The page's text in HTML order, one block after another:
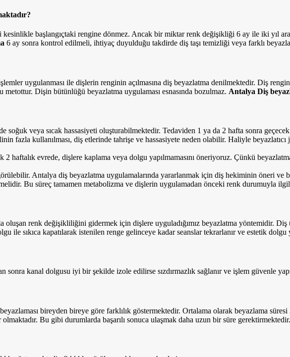
kesinlikle başlangıçtaki rengine dönmez. Ancak bir miktar renk değişikliği 6 ay ile iki yıl
6 ay sonra kontrol edilmeli, ihtiyaç duyulduğu takdirde diş taşı temizliği veya farklı
uygulanması ile dişlerin renginin açılmasına diş beyazlatma denilmektedir. Diş
metottur. Dişin bütünlüğü beyazlatma uygulaması esnasında bozulmaz. Antalya Diş
soğuk veya sıcak hassasiyeti oluşturabilmektedir. Tedaviden 1 ya da 2 hafta sonra
fazla kullanılması, diş etlerinde tahrişe ve hassasiyete neden olabilir. Haliyle
haftalık evrede, dişlere kaplama veya dolgu yapılmamasını öneriyoruz. Çünkü
Antalya diş beyazlatma uygulamalarında yararlanmak için diş hekiminin öneri ve
Bu süreç tamamen metabolizma ve dişlerin uygulamadan önceki renk durumuyla
oluşan renk değişikliliğini gidermek için dişlere uyguladığımız beyazlatma yöntemidir.
ile sıkıca kapatılarak istenilen renge gelinceye kadar seanslar tekrarlanır ve estetik dolgu
sonra kanal dolgusu iyi bir şekilde izole edilirse sızdırmazlık sağlanır ve işlem güvenle
bireyden bireye göre farklılık göstermektedir. Ortalama olarak beyazlama
Bu gibi durumlarda başarılı sonuca ulaşmak daha uzun bir süre gerektirmektedir.